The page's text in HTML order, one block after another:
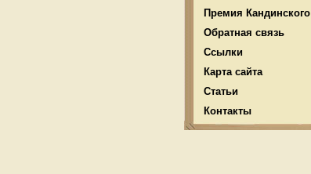
Премия Кандинского
Обратная связь
Ссылки
Карта сайта
Статьи
Контакты